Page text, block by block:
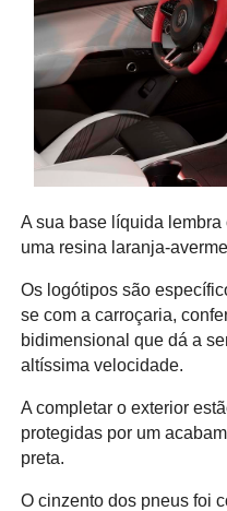
A sua base líquida
uma resina laranja-
Os logótipos são
se com a carroçaria,
bidimensional que dá a
altíssima velocidade.
A completar o exterior
protegidas por um
preta.
O cinzento dos pneus foi